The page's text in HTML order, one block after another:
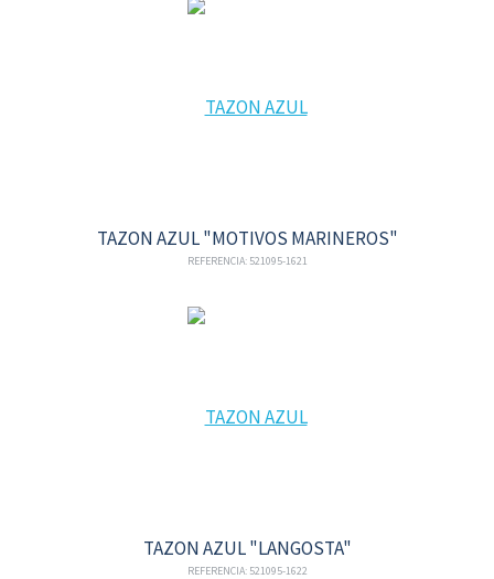
TAZON AZUL "MOTIVOS MARINEROS"
REFERENCIA: 521095-1621
TAZON AZUL "LANGOSTA"
REFERENCIA: 521095-1622